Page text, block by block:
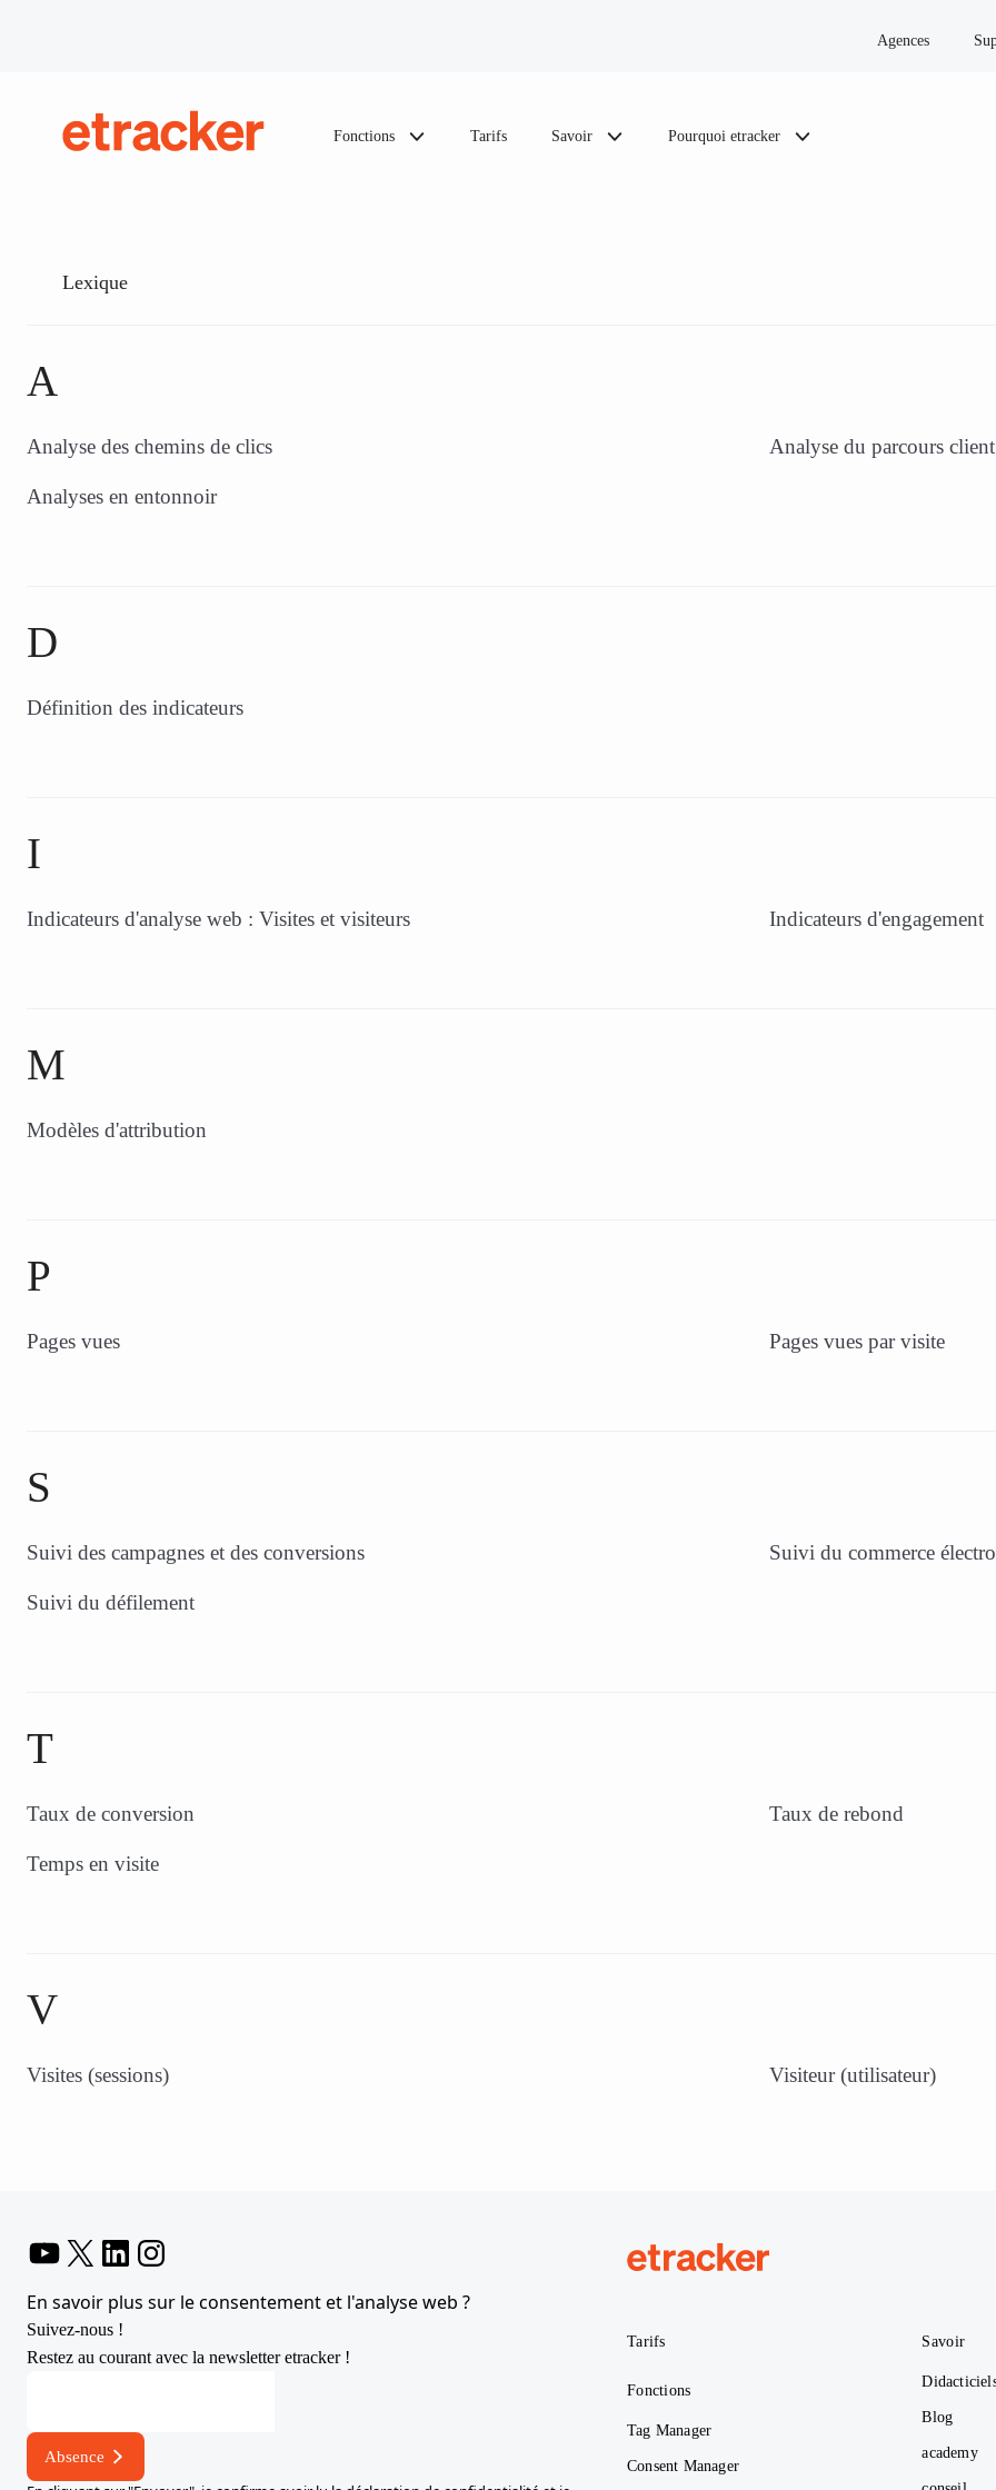
Fonctions Tarifs Savoir Pourquoi etracker
Agences
Lexique
A
Analyse des chemins de clics Analyse du parcours client
Analyses en entonnoir
D
Définition des indicateurs
I
Indicateurs d'analyse web : Visites et visiteurs Indicateurs d'engagement
M
Modèles d'attribution
P
Pages vues Pages vues par visite
S
Suivi des campagnes et des conversions Suivi du commerce
Suivi du défilement
T
Taux de conversion Taux de rebond
Temps en visite
V
Visites (sessions) Visiteur (utilisateur)
En savoir plus sur le consentement et l'analyse web ?
Suivez-nous !
Restez au courant avec la newsletter etracker !
*
Absence
Tarifs
Fonctions
Tag Manager
Consent Manager
Savoir
Blog
academy